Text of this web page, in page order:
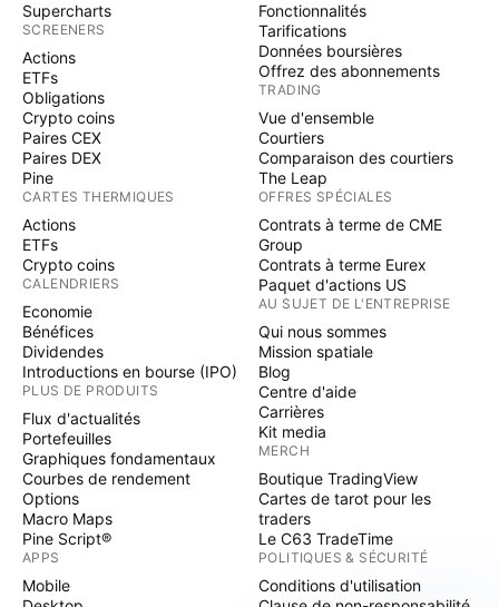
Supercharts
SCREENERS
Actions
ETFs
Obligations
Crypto coins
Paires CEX
Paires DEX
Pine
CARTES THERMIQUES
Actions
ETFs
Crypto coins
CALENDRIERS
Economie
Bénéfices
Dividendes
Introductions en bourse (IPO)
PLUS DE PRODUITS
Flux d'actualités
Portefeuilles
Graphiques fondamentaux
Courbes de rendement
Options
Macro Maps
Pine Script®
APPS
Mobile
Fonctionnalités
Tarifications
Données boursières
Offrez des abonnements
TRADING
Vue d'ensemble
Courtiers
Comparaison des courtiers
The Leap
OFFRES SPÉCIALES
Contrats à terme de CME
Group
Contrats à terme Eurex
Paquet d'actions US
AU SUJET DE L'ENTREPRISE
Qui nous sommes
Mission spatiale
Blog
Centre d'aide
Carrières
Kit media
MERCH
Boutique TradingView
Cartes de tarot pour les
traders
Le C63 TradeTime
POLITIQUES & SÉCURITÉ
Conditions d'utilisation